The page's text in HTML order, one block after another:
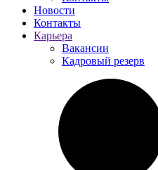
Новости
Контакты
Карьера
Вакансии
Кадровый резерв